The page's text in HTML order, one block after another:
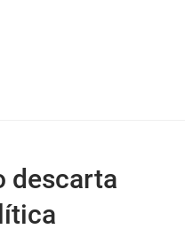
descarta